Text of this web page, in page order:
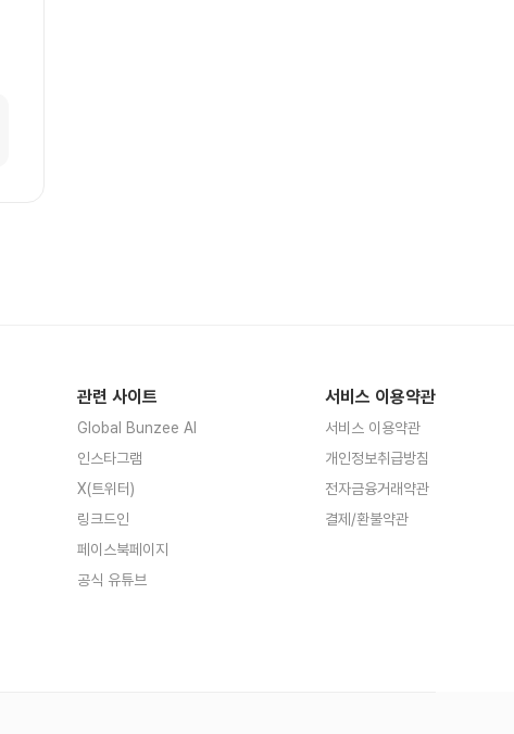
관련 사이트
Global Bunzee AI
인스타그램
X(트위터)
링크드인
페이스북페이지
공식 유튜브
서비스 이용약관
서비스 이용약관
개인정보취급방침
전자금융거래약관
결제/환불약관